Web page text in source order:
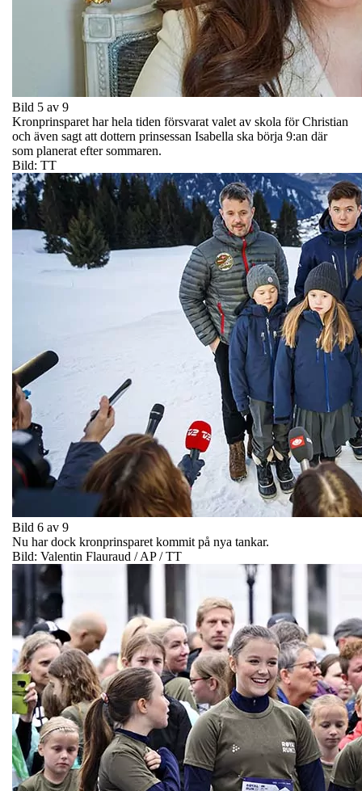
Bild 5 av 9
Kronprinsparet har hela tiden försvarat valet av skola för Christian
och även sagt att dottern prinsessan Isabella ska börja 9:an där
som planerat efter sommaren.
Bild: TT
Bild 6 av 9
Nu har dock kronprinsparet kommit på nya tankar.
Bild: Valentin Flauraud / AP / TT